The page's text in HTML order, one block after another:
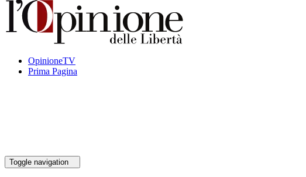
OpinioneTV
Prima Pagina
Toggle navigation